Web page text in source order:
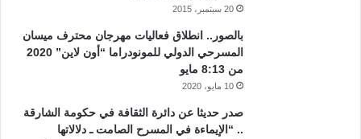
20 سبتمبر، 2015
بالصور.. انطلاق فعاليات مهرجان محترف ميسان
المسرحي الدولي للمونودراما “أون لاين” 2020
من 8:13 مايو
10 مايو، 2020
صدر حديثا عن دائرة الثقافة في حكومة الشارقة
.. “الإيماءة في المسرح الصامت ـ دلالاتها